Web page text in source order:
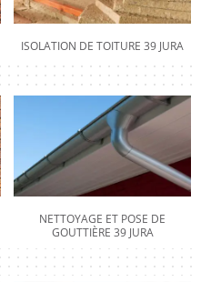
ISOLATION DE TOITURE 39 JURA
NETTOYAGE ET POSE DE
GOUTTIÈRE 39 JURA